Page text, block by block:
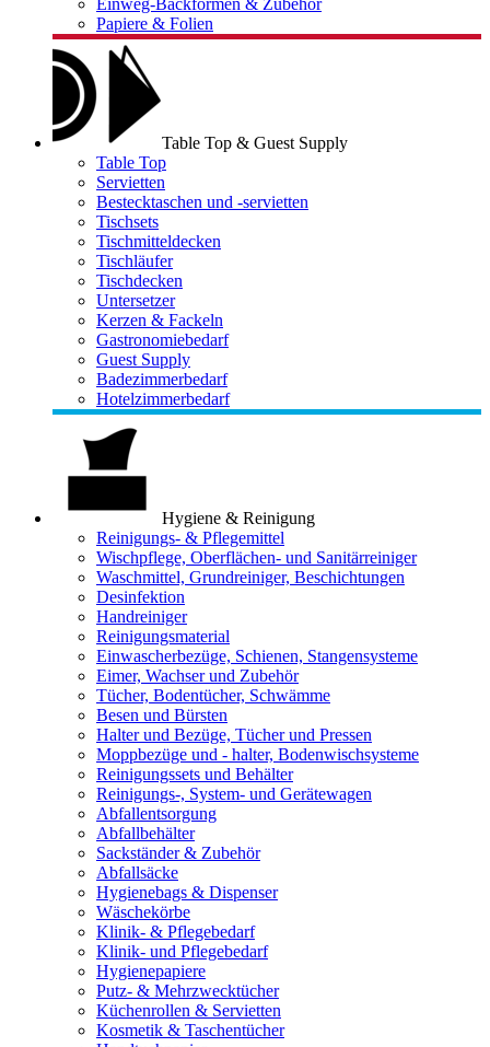
Einweg-Backformen & Zubehör
Papiere & Folien
Table Top & Guest Supply
Table Top
Servietten
Bestecktaschen und -servietten
Tischsets
Tischmitteldecken
Tischläufer
Tischdecken
Untersetzer
Kerzen & Fackeln
Gastronomiebedarf
Guest Supply
Badezimmerbedarf
Hotelzimmerbedarf
Hygiene & Reinigung
Reinigungs- & Pflegemittel
Wischpflege, Oberflächen- und Sanitärreiniger
Waschmittel, Grundreiniger, Beschichtungen
Desinfektion
Handreiniger
Reinigungsmaterial
Einwascherbezüge, Schienen, Stangensysteme
Eimer, Wachser und Zubehör
Tücher, Bodentücher, Schwämme
Besen und Bürsten
Halter und Bezüge, Tücher und Pressen
Moppbezüge und - halter, Bodenwischsysteme
Reinigungssets und Behälter
Reinigungs-, System- und Gerätewagen
Abfallentsorgung
Abfallbehälter
Sackständer & Zubehör
Abfallsäcke
Hygienebags & Dispenser
Wäschekörbe
Klinik- & Pflegebedarf
Klinik- und Pflegebedarf
Hygienepapiere
Putz- & Mehrzwecktücher
Küchenrollen & Servietten
Kosmetik & Taschentücher